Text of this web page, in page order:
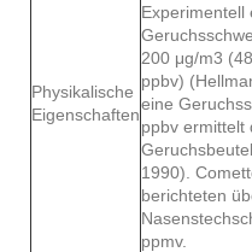
Physikalische
Eigenschaften
Experimentell
200 μg/m3
ppbv)
eine
ppbv ermittelt
1990).
berichteten
ppmv.